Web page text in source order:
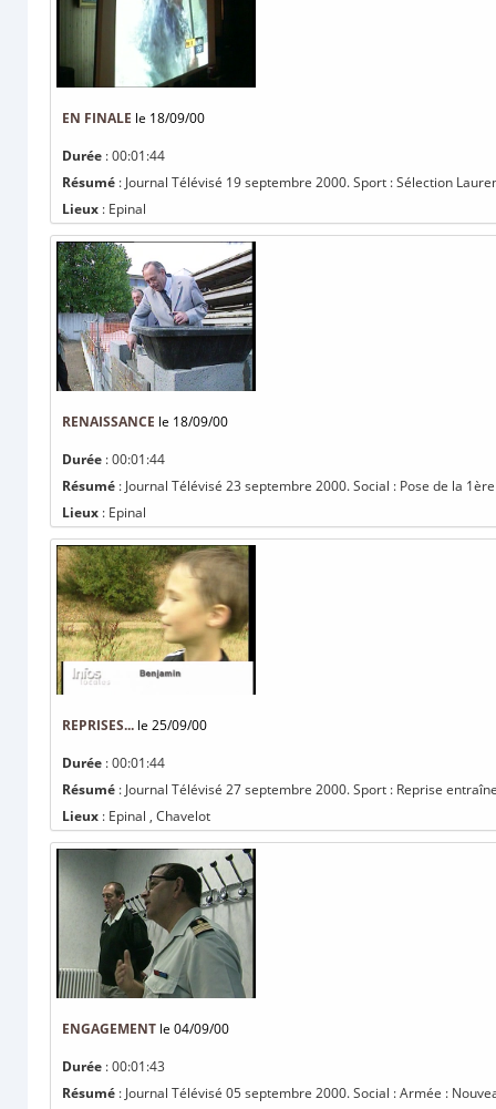
EN FINALE le 18/09/00
Durée : 00:01:44
Résumé : Journal Télévisé 19 septembre 2000. Sport : Sélection
Lieux : Epinal
RENAISSANCE le 18/09/00
Durée : 00:01:44
Résumé : Journal Télévisé 23 septembre 2000. Social : Pose de la
Lieux : Epinal
REPRISES... le 25/09/00
Durée : 00:01:44
Résumé : Journal Télévisé 27 septembre 2000. Sport : Reprise
Lieux : Epinal , Chavelot
ENGAGEMENT le 04/09/00
Durée : 00:01:43
Résumé : Journal Télévisé 05 septembre 2000. Social : Armée :